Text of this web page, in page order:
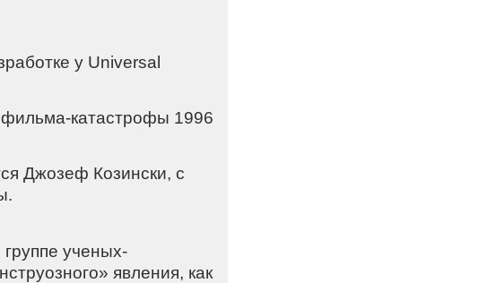
у Universal
фильма-катастрофы 1996
Джозеф Козински, с
ученых-
явления, как